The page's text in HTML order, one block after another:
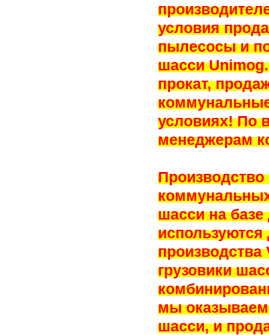
условия
пылесосы и
шасси
прокат,
условиях! По
менеджерам
шасси на
производства
грузовики
мы оказываем
шасси, и